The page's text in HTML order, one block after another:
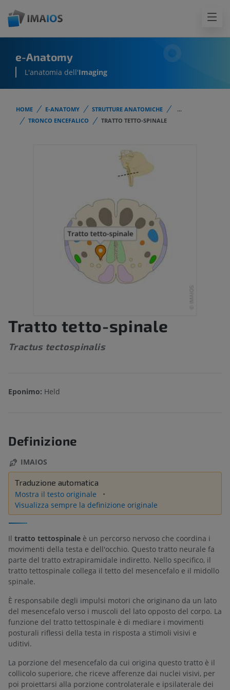
e-Anatomy
L'anatomia dell'Imaging
HOME E-ANATOMY STRUTTURE ANATOMICHE
...
TRONCO ENCEFALICO
TRATTO TETTO-SPINALE
Tratto tetto-spinale
Tractus tectospinalis
Eponimo: Held
Definizione
IMAIOS
Traduzione automatica
Mostra il testo originale
Visualizza sempre la definizione originale
Il tratto tettospinale è un percorso nervoso che coordina i
movimenti della testa e dell'occhio. Questo tratto neurale fa
parte del tratto extrapiramidale indiretto. Nello specifico, il
tratto tettospinale collega il tetto del mesencefalo e il midollo
spinale.
È responsabile degli impulsi motori che originano da un lato
del mesencefalo verso i muscoli del lato opposto del corpo. La
funzione del tratto tettospinale è di mediare i movimenti
posturali riflessi della testa in risposta a stimoli visivi e
uditivi.
La porzione del mesencefalo da cui origina questo tratto è il
collicolo superiore, che riceve afferenze dai nuclei visivi, per
poi proiettarsi alla porzione controlaterale e ipsilaterale dei